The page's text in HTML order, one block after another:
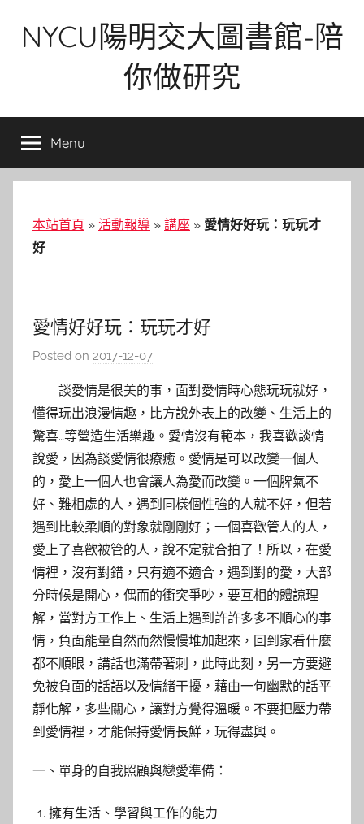
NYCU陽明交大圖書館-陪
你做研究
Menu
本站首頁 » 活動報導 » 講座 » 愛情好好玩：玩玩才
好
愛情好好玩：玩玩才好
Posted on 2017-12-07
s
h
a
s
h
a
l
a
l
a
談愛情是很美的事，面對愛情時心態玩玩就好，
懂得玩出浪漫情趣，比方說外表上的改變、生活上的
驚喜…等營造生活樂趣。愛情沒有範本，我喜歡談情
說愛，因為談愛情很療癒。愛情是可以改變一個人
的，愛上一個人也會讓人為愛而改變。一個脾氣不
好、難相處的人，遇到同樣個性強的人就不好，但若
遇到比較柔順的對象就剛剛好；一個喜歡管人的人，
愛上了喜歡被管的人，說不定就合拍了！所以，在愛
情裡，沒有對錯，只有適不適合，遇到對的愛，大部
分時候是開心，偶而的衝突爭吵，要互相的體諒理
解，當對方工作上、生活上遇到許許多多不順心的事
情，負面能量自然而然慢慢堆加起來，回到家看什麼
都不順眼，講話也滿帶著刺，此時此刻，另一方要避
免被負面的話語以及情緒干擾，藉由一句幽默的話平
靜化解，多些關心，讓對方覺得溫暖。不要把壓力帶
到愛情裡，才能保持愛情長鮮，玩得盡興。
一、單身的自我照顧與戀愛準備：
擁有生活、學習與工作的能力